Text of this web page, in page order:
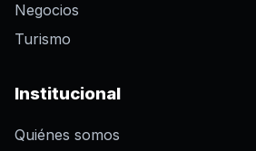
Negocios
Turismo
Institucional
Quiénes somos